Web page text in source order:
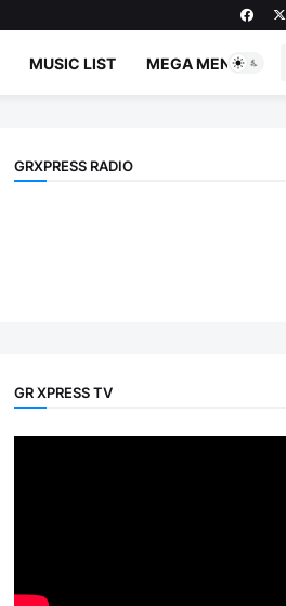
MUSIC LIST MEGA MENU
GRXPRESS RADIO
GR XPRESS TV